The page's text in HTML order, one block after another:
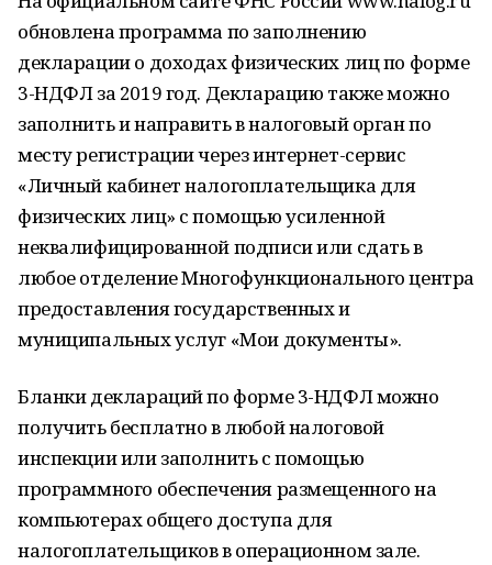
обновлена программа по заполнению
декларации о доходах физических лиц по форме
3-НДФЛ за 2019 год. Декларацию также можно
заполнить и направить в налоговый орган по
месту регистрации через интернет-сервис
«Личный кабинет налогоплательщика для
физических лиц» с помощью усиленной
неквалифицированной подписи или сдать в
любое отделение Многофункционального центра
предоставления государственных и
муниципальных услуг «Мои документы».
Бланки деклараций по форме 3-НДФЛ можно
получить бесплатно в любой налоговой
инспекции или заполнить с помощью
программного обеспечения размещенного на
компьютерах общего доступа для
налогоплательщиков в операционном зале.